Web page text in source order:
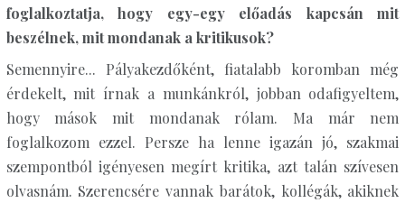
foglalkoztatja, hogy egy-egy előadás kapcsán mit
beszélnek, mit mondanak a kritikusok?
Semennyire... Pályakezdőként, fiatalabb koromban még
érdekelt, mit írnak a munkánkról, jobban odafigyeltem,
hogy mások mit mondanak rólam. Ma már nem
foglalkozom ezzel. Persze ha lenne igazán jó, szakmai
szempontból igényesen megírt kritika, azt talán szívesen
olvasnám. Szerencsére vannak barátok, kollégák, akiknek